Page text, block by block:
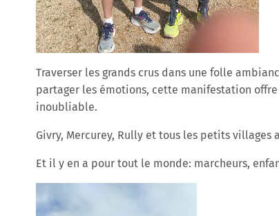
Traverser les grands crus dans une folle
partager les émotions, cette manifestation
inoubliable.
Givry, Mercurey, Rully et tous les petits
Et il y en a pour tout le monde: marcheurs,